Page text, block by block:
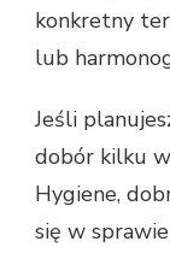
konkretny
lub
Jeśli
dobór kilku
Hygiene,
się w